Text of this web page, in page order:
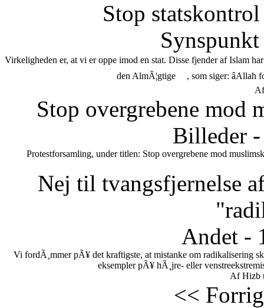
Stop
Virkeligheden er, at vi er oppe imod en stat. Disse fjender af Islam
den AlmÃ¦gtige
, som siger:
Stop overgrebene mod
Billeder -
Protestforsamling, under titlen: Stop overgrebene mod
Nej til tvangsfjernelse
Andet -
Vi fordÃ¸mmer pÃ¥ det kraftigste, at mistanke om radikalisering
eksempler pÃ¥ hÃ¸jre- eller
Af Hizb
<<